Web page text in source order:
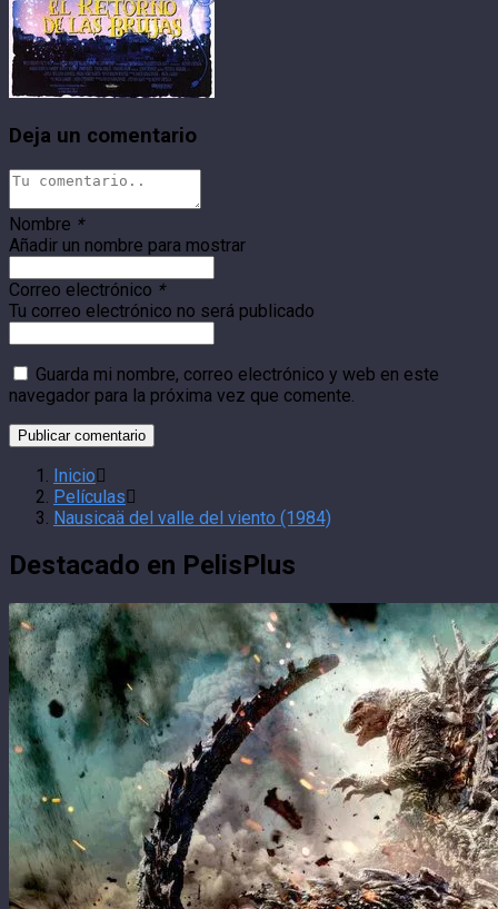
Deja un comentario
Nombre *
Añadir un nombre para mostrar
Correo electrónico *
Tu correo electrónico no será publicado
Guarda mi nombre, correo electrónico y web en este
navegador para la próxima vez que comente.
Inicio
Películas
Nausicaä del valle del viento (1984)
Destacado en PelisPlus